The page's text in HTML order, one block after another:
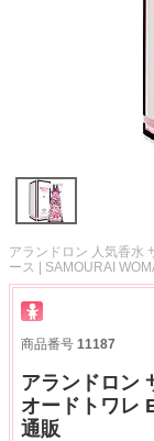
アランドロン 人気香水
ース | SAMOURAI
商品番号 11187
アランドロン
オードトワレ
通販